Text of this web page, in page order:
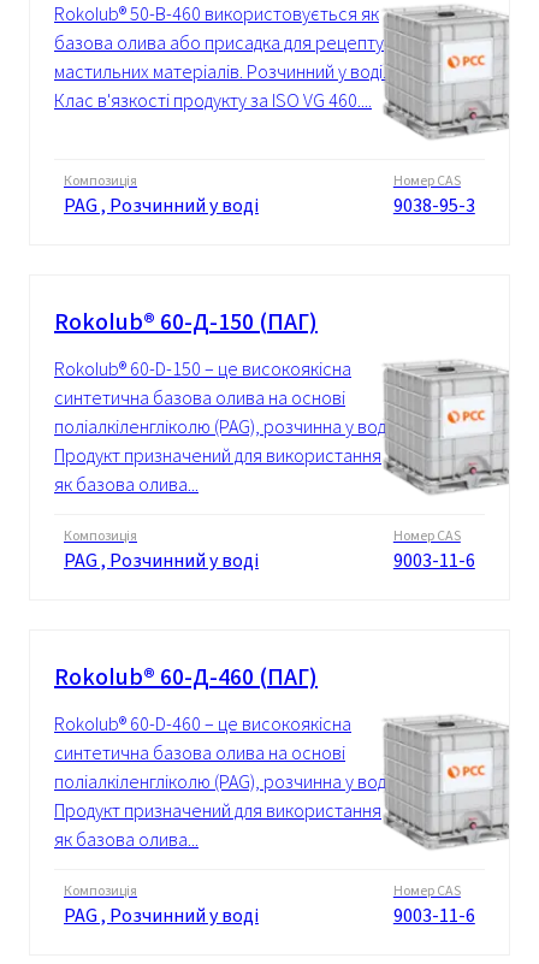
Rokolub® 50-B-460 використовується як
базова олива або присадка для рецептур
мастильних матеріалів. Розчинний у воді.
Клас в'язкості продукту за ISO VG 460....
Композиція
PAG , Розчинний у воді
Номер CAS
9038-95-3
Rokolub® 60-Д-150 (ПАГ)
Rokolub® 60-D-150 – це високоякісна
синтетична базова олива на основі
поліалкіленгліколю (PAG), розчинна у воді.
Продукт призначений для використання
як базова олива...
Композиція
PAG , Розчинний у воді
Номер CAS
9003-11-6
Rokolub® 60-Д-460 (ПАГ)
Rokolub® 60-D-460 – це високоякісна
синтетична базова олива на основі
поліалкіленгліколю (PAG), розчинна у воді.
Продукт призначений для використання
як базова олива...
Композиція
PAG , Розчинний у воді
Номер CAS
9003-11-6